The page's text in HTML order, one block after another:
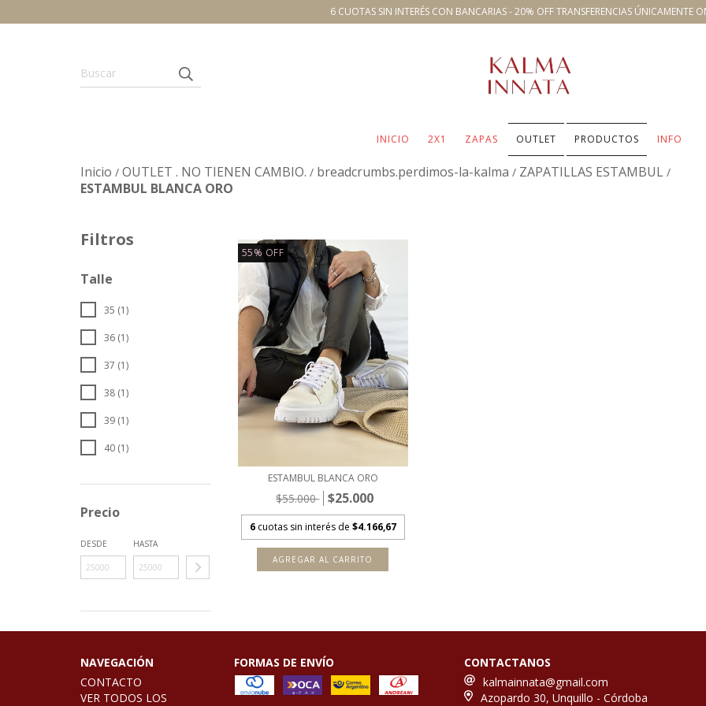
6 CUOTAS SIN INTERÉS CON BANCARIAS - 20% OFF TRANSFERENCIAS ÚNICAMENTE
INICIO 2X1 ZAPAS OUTLET PRODUCTOS INFO
Inicio / OUTLET . NO TIENEN CAMBIO. / breadcrumbs.perdimos-la-kalma / ZAPATILLAS ESTAMBUL /
ESTAMBUL BLANCA ORO
Filtros
Talle
35 (1)
36 (1)
37 (1)
38 (1)
39 (1)
40 (1)
Precio
DESDE HASTA
55% OFF
ESTAMBUL BLANCA ORO
$55.000 $25.000
6 cuotas sin interés de $4.166,67
AGREGAR AL CARRITO
NAVEGACIÓN
CONTACTO
VER TODOS LOS
FORMAS DE ENVÍO
CONTACTANOS
kalmainnata@gmail.com
Azopardo 30, Unquillo - Córdoba